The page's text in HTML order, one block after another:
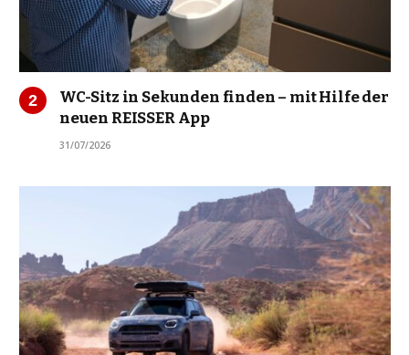
WC-Sitz in Sekunden finden – mit Hilfe der
neuen REISSER App
31/07/2026